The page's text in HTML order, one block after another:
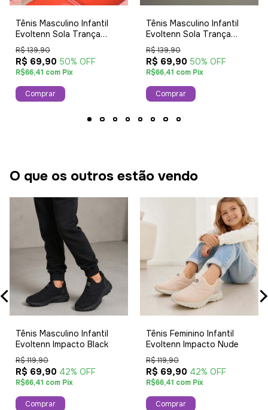
Tênis Masculino Infantil
Evoltenn Sola Trança
Black
R$ 139,90
R$ 69,90 50% OFF
R$66,41 com Pix
Comprar
Tênis Masculino Infantil
Evoltenn Sola Trança
Verde
R$ 139,90
R$ 69,90 50% OFF
R$66,41 com Pix
Comprar
O que os outros estão vendo
Tênis Masculino Infantil
Evoltenn Impacto Black
R$ 119,90
R$ 69,90 42% OFF
R$66,41 com Pix
Comprar
Tênis Feminino Infantil
Evoltenn Impacto Nude
R$ 119,90
R$ 69,90 42% OFF
R$66,41 com Pix
Comprar